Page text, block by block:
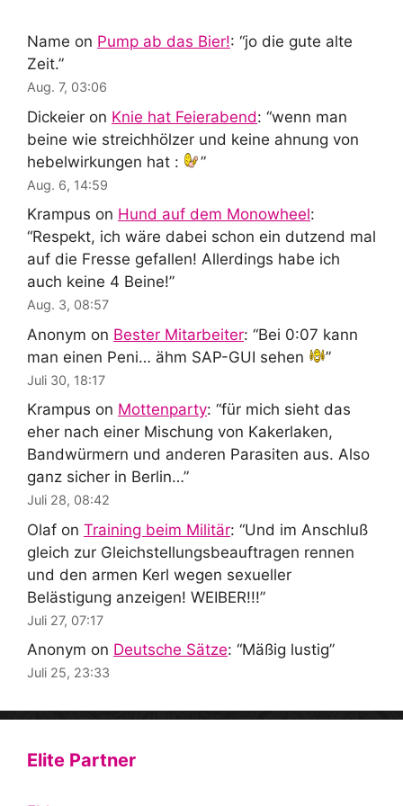
Name on Pump ab das Bier!: “jo die gute alte
Zeit.”
Aug. 7, 03:06
Dickeier on Knie hat Feierabend: “wenn man
beine wie streichhölzer und keine ahnung von
hebelwirkungen hat :
”
Aug. 6, 14:59
Krampus on Hund auf dem Monowheel:
“Respekt, ich wäre dabei schon ein dutzend mal
auf die Fresse gefallen! Allerdings habe ich
auch keine 4 Beine!”
Aug. 3, 08:57
Anonym on Bester Mitarbeiter: “Bei 0:07 kann
man einen Peni… ähm SAP-GUI sehen
”
Juli 30, 18:17
Krampus on Mottenparty: “für mich sieht das
eher nach einer Mischung von Kakerlaken,
Bandwürmern und anderen Parasiten aus. Also
ganz sicher in Berlin…”
Juli 28, 08:42
Olaf on Training beim Militär: “Und im Anschluß
gleich zur Gleichstellungsbeauftragen rennen
und den armen Kerl wegen sexueller
Belästigung anzeigen! WEIBER!!!”
Juli 27, 07:17
Anonym on Deutsche Sätze: “Mäßig lustig”
Juli 25, 23:33
Elite Partner